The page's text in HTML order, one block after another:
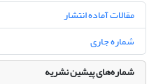
مقالات آماده انتشار
شماره جاری
شماره‌های پیشین نشریه